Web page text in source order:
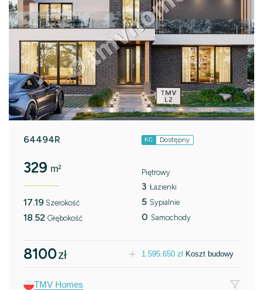
64494R KC Dostępny
329 m²
17.19 Szerokość
18.52 Głębokość
Piętrowy
3 Łazienki
5 Sypialnie
0 Samochody
8100zł 1.595.650 zł Koszt budowy
TMV Homes